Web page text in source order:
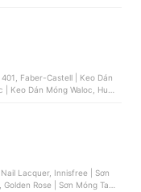
Castell | Keo Dán
Lacquer, Innisfree | Sơn
Rose | Sơn Móng Tay